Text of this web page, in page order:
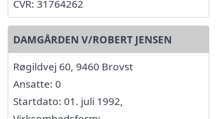
CVR: 31764262
DAMGÅRDEN V/ROBERT JENSEN
Røgildvej 60, 9460 Brovst
Ansatte: 0
Startdato: 01. juli 1992,